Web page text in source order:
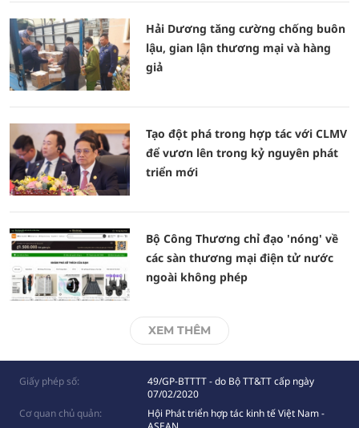
Hải Dương tăng cường chống buôn
lậu, gian lận thương mại và hàng
giả
Tạo đột phá trong hợp tác với CLMV
để vươn lên trong kỷ nguyên phát
triển mới
Bộ Công Thương chỉ đạo 'nóng' về
các sàn thương mại điện tử nước
ngoài không phép
XEM THÊM
Giấy phép số:
49/GP-BTTTT - do Bộ TT&TT cấp ngày
07/02/2020
Cơ quan chủ quản:
Hội Phát triển hợp tác kinh tế Việt Nam -